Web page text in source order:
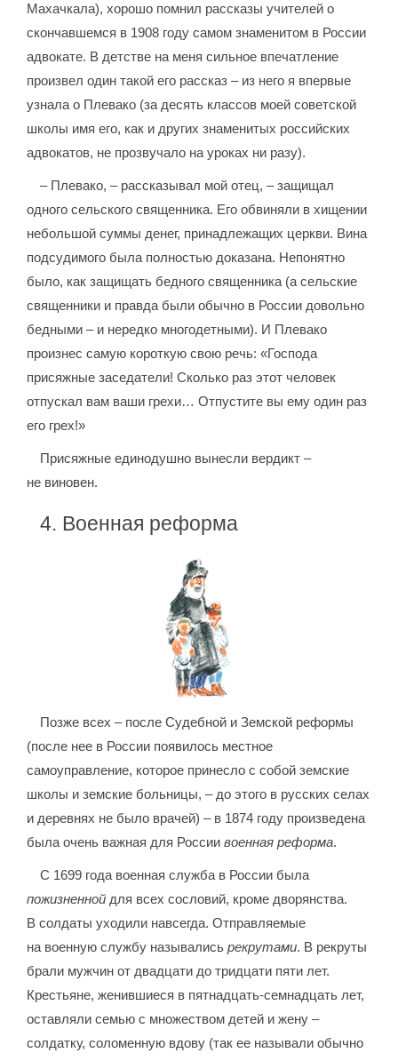
Махачкала), хорошо помнил рассказы учителей о
скончавшемся в 1908 году самом знаменитом в России
адвокате. В детстве на меня сильное впечатление
произвел один такой его рассказ – из него я впервые
узнала о Плевако (за десять классов моей советской
школы имя его, как и других знаменитых российских
адвокатов, не прозвучало на уроках ни разу).
– Плевако, – рассказывал мой отец, – защищал
одного сельского священника. Его обвиняли в хищении
небольшой суммы денег, принадлежащих церкви. Вина
подсудимого была полностью доказана. Непонятно
было, как защищать бедного священника (а сельские
священники и правда были обычно в России довольно
бедными – и нередко многодетными). И Плевако
произнес самую короткую свою речь: «Господа
присяжные заседатели! Сколько раз этот человек
отпускал вам ваши грехи… Отпустите вы ему один раз
его грех!»
Присяжные единодушно вынесли вердикт –
не виновен.
4. Военная реформа
Позже всех – после Судебной и Земской реформы
(после нее в России появилось местное
самоуправление, которое принесло с собой земские
школы и земские больницы, – до этого в русских селах
и деревнях не было врачей) – в 1874 году произведена
была очень важная для Россиивоенная реформа.
С 1699 года военная служба в России была
пожизненной для всех сословий, кроме дворянства.
В солдаты уходили навсегда. Отправляемые
на военную службу называлисьрекрутами. В рекруты
брали мужчин от двадцати до тридцати пяти лет.
Крестьяне, женившиеся в пятнадцать-семнадцать лет,
оставляли семью с множеством детей и жену –
солдатку, соломенную вдову (так ее называли обычно